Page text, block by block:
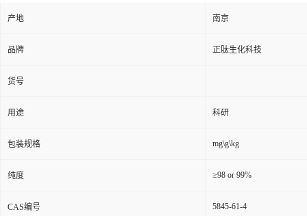
产地 南京
品牌 正肽生化科技
货号
用途 科研
包装规格 mg\g\kg
纯度 ≥98 or 99%
CAS编号 5845-61-4